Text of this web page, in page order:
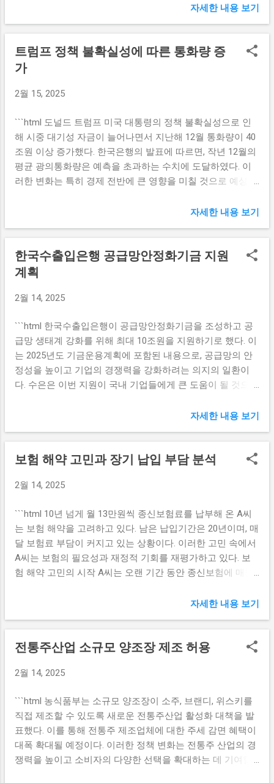
공공 서비스와 복지 지원에 대한 지속적인 압박이 가해진다.
재정 적자가 커질수록 필요한 자원을 확보하기가 어려워지
어질 수 있다. 둘째, 재정 적자 확대는 국가 부채 증가로 이어
진다. 국가가 당장 필요한 자금을 조달하기 위해 채무를 증가
인 영향을 미친다. 이로 인해 장기적으로는 국가 신용 등급이
의 세금 부담으로 회귀하게 된다. 정부는 부족한 재원을 충당
하기 위해 세금 인상을 고려할 수 있으며, 이는 결국 가계의
경제적 압박을 증가시키는 ...
비자에게는 몇 가지 중요한 보호 조치가 마련됩니다. 새로운
자에게 변경 사항을 통지하고 동의를 얻어야 합니다. 이는 소
비자가 예기치 않은 요금 인상을 경험하지 않도록 하기 위함
입니다. 현행 시스템에서는 소비자가 요금 인상을 인지하지
호하는 데 매우 중요한 역할을 할 것입니다. 또한, 사업자는
자가 쉽게 이해할 수 있도록 하는 것이 필수적입니다. 요금 인
상에 대한 동의 절차는 더욱 투명해져야 하고, 고객은 스스로
요금 변동에 대한 의사를 표현할 수 있는 권리를 갖게 됩니다.
이러한 원칙에 따라 소비자는 불가피한 요금 인상에 대해 충
분한 정보를 제공받고, 그에 따라 자신의 선택을 할 수 있게
줄 수 있지만, 장기적으로는 고객과의 신뢰를 구축하는 계기
가 될 것입니다. 소비자가 사업자에 대한 신뢰를 느낀다면, 이
는 사업의 지속적 성장과 직결될 것이므로 결국 안정적인 비
즈니스 환경이 만들어질 것으로 기대됩니다. 불충분한 정보
전달의 결과 기존에는 정보의 부족이나 투명성 결여로 인해
니다. 이로 인해 불만이 쌓이고 사업자에 대한 신뢰가 저하되
제를 해소하기 위한 것이라 할 수 있습니다. 소비자는 요금 인
상에 대한 충분한 사전 정보를 요구할 수 있...
자세한 내용 보기
트럼프 정책 불확실성에 따른 통화량 증
가
2월 15, 2025
```html 도널드 트럼프 미국 대통령의 정책 불확실성으로 인
해 시중 대기성 자금이 늘어나면서 지난해 12월 통화량이 40
조원 이상 증가했다. 한국은행의 발표에 따르면, 작년 12월의
평균 광의통화량은 예측을 초과하는 수치에 도달하였다. 이
러한 변화는 특히 경제 전반에 큰 영향을 미칠 것으로 예상된
실성이 미국 내외 경제에 미치는 영향은 매우 큽니다. 그의 통
기업들이 자본을 투자하는 데 주저하게 만들고 있습니다. 이
에 따라 기업들은 현금을 보유하거나 대기성 자금을 늘리는
경향을 보이며, 이러한 행동은 통화량 증가로 이어지고 있습
은 신중한 접근을 취하게 됩니다. 소비자 신뢰가 낮아지면서
영향을 미칠 수 있습니다. 따라서 기업들은 여분의 자금을 보
유하고자 하여, 자금의 유통 속도가 느려지는 현상이 발생합
니다. 결과적으로, 이는 공식적인 통화량 증가로 나타나는 것
이죠. 이와 같은 상황은 경제가 성장하는 데 있어 부정적인 요
소로 작용할 수 있으며, 장기적으로는 경제의 안정성에도 해
적하는 시점에서, 이는 통화 공급의 증가로 이어져 인플레이
션의 가능성을 높이기도 합니다. 경제 전문가들은 이러한 현
상을 주의 깊게 살펴보아야 하며, 정책 결정자들은 보다 명확
한 방향성을 제시해야 할 필요성이 있습니다. 통화량 증가의
경제 전반에 많은 영향을 미칠 수 있습니다. 통화량이 늘어나
비가 촉진될 가능성이 높아집니다. 그러나 동시에 인플레이
션 압력이 커지기 때문에, 이러한 변화에 대한 신중한 접근이
필요합니다. 통화량 증가는 기업의 대출...
자세한 내용 보기
한국수출입은행 공급망안정화기금 지원
계획
2월 14, 2025
```html 한국수출입은행이 공급망안정화기금을 조성하고 공
급망 생태계 강화를 위해 최대 10조원을 지원하기로 했다. 이
는 2025년도 기금운용계획에 포함된 내용으로, 공급망의 안
정성을 높이고 기업의 경쟁력을 강화하려는 의지의 일환이
다. 수은은 이번 지원이 국내 기업들에게 큰 도움이 될 것으로
은 국가 경제의 근본적인 요소로 작용합니다. 특히 글로벌 경
유통 과정에 큰 영향을 미칠 수 있습니다. 한국수출입은행은
이러한 문제를 해결하기 위한 공급망안정화기금 을 통해 기
은 특히 중소기업과 대기업 간의 협력 강화를 목표로 하고 있
기금의 주요 목적은 국내 기업들이 글로벌 시장에서 경쟁력
을 유지할 수 있도록 지원하는 것입니다. 이를 위해 수출입은
행은 2025년도까지 최대 10조원의 자금을 마련하고, 필요한
기업에 신속하게 지원할 계획입니다. 이는 자금의 확보가 어
려운 중소기업들에게 큰 도움이 될 것이며, 산업 전반의 안정
한 요소, 즉 생산, 물류, 유통 등 각 분야에서의 문제를 사전에
예방하고자 합니다. 이를 통해 기업들이 불필요한 리스크를
니다. 궁극적으로 이는 국가 경제의 지속적인 성장에도 기여
를 위해서는 다양한 요소들이 종합적으로 고려되어야 합니
방안을 모색하고 있으며, 그 중 하나는 기술 지원과 정보 공유
입니다. 기업들이 최신 기술을 활용하여 생산성을 높이도록
지원할 계획을 세우고 있습니다. 이를 통해 기업들은 경쟁력
을 갖출 수 있을 뿐만 아니라, 변화하는 시장에 유연하게 대응
할 수...
자세한 내용 보기
보험 해약 고민과 장기 납입 부담 분석
2월 14, 2025
```html 10년 넘게 월 13만원씩 종신보험료를 납부해 온 A씨
는 보험 해약을 고려하고 있다. 남은 납입기간은 20년이며, 매
달 보험료 부담이 커지고 있는 상황이다. 이러한 고민 속에서
A씨는 보험의 필요성과 재정적 기회를 재평가하고 있다. 보
험 해약 고민의 시작 A씨는 오랜 기간 동안 종신보험에 매달
과연 자신에게 필요한 것인지에 대한 의문이 생기기 시작했
부담이 증가하고 있음을 느끼고 있다. 특히, 앞으로 20년이라
는 긴 납입기간이 남아 있어 A씨는 해약 여부에 대해 깊이 고
가 커진 상황에서, 지속적으로 보험료를 납부하는 것이 과연
A씨의 재정 상태와 미래의 경제적 계획을 고려했을 때, 보험
해약이 현재의 부담을 줄일 수 있는 방법이라는 가능성을 배
제할 수 없다. 이와 같은 고민은 많은 사람들이 공감할 수 있
는 대목이다. 보험 해약에 대한 결정은 단지 금전적인 부분만
이 아니라, 장기적인 재정 목표 및 개인적인 삶의 질과도 밀접
자세한 내용 보기
전통주산업 소규모 양조장 제조 허용
2월 14, 2025
```html 농식품부는 소규모 양조장이 소주, 브랜디, 위스키를
직접 제조할 수 있도록 새로운 전통주산업 활성화 대책을 발
표했다. 이를 통해 전통주 제조업체에 대한 주세 감면 혜택이
대폭 확대될 예정이다. 이러한 정책 변화는 전통주 산업의 경
쟁력을 높이고 소비자의 다양한 선택을 확대하는 데 기여할